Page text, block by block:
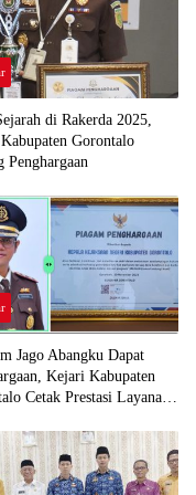
di Rakerda 2025,
Gorontalo
Penghargaan
Jago Abangku Dapat
Kejari Kabupaten
Cetak Prestasi Layanan